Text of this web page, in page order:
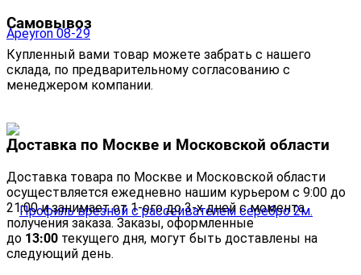
Самовывоз
Купленный вами товар можете забрать с нашего
склада, по предварительному согласованию с
менеджером компании.
Доставка по Москве и Московской области
Доставка товара по Москве и Московской области
осуществляется ежедневно нашим курьером с 9:00 до
21:00 и занимает от 1-ого до 3-х дней с момента
получения заказа. Заказы, оформленные
до 13:00 текущего дня, могут быть доставлены на
следующий день.